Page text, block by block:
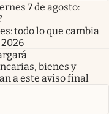
7 de agosto:
todo lo que cambia
bienes y
a este aviso final